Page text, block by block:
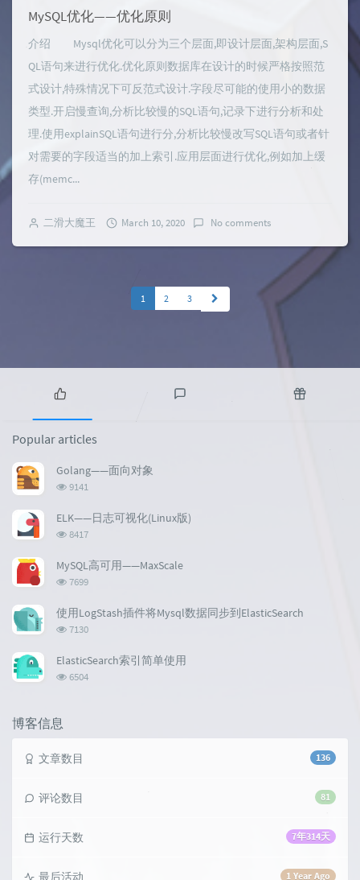
MySQL优化——优化原则
介绍 Mysql优化可以分为三个层面,即设计层面,架构层面,S
QL语句来进行优化.优化原则数据库在设计的时候严格按照范
式设计,特殊情况下可反范式设计.字段尽可能的使用小的数据
类型.开启慢查询,分析比较慢的SQL语句,记录下进行分析和处
理.使用explainSQL语句进行分,分析比较慢改写SQL语句或者针
对需要的字段适当的加上索引.应用层面进行优化,例如加上缓
存(memc...
二滑大魔王 March 10, 2020 No comments
1 2 3
P
p
u
r
a
t
i
l
e
c
o
m
t
e
Popular articles
Golang——面向对象
浏
次
9141
ELK——日志可视化(Linux版)
浏
次
数:
8417
MySQL高可用——MaxScale
浏
次
数:
7699
使用LogStash插件将Mysql数据同步到ElasticSearch
浏
次
7130
ElasticSearch索引简单使用
浏
6504
博客信息
136
文章数目
81
评论数目
7年314天
运行天数
1 Year Ago
最后活动